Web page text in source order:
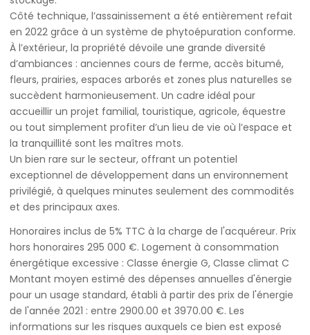
Côté technique, l’assainissement a été entièrement refait
en 2022 grâce à un système de phytoépuration conforme.
À l’extérieur, la propriété dévoile une grande diversité
d’ambiances : anciennes cours de ferme, accès bitumé,
fleurs, prairies, espaces arborés et zones plus naturelles se
succèdent harmonieusement. Un cadre idéal pour
accueillir un projet familial, touristique, agricole, équestre
ou tout simplement profiter d’un lieu de vie où l’espace et
la tranquillité sont les maîtres mots.
Un bien rare sur le secteur, offrant un potentiel
exceptionnel de développement dans un environnement
privilégié, à quelques minutes seulement des commodités
et des principaux axes.
Honoraires inclus de 5% TTC à la charge de l'acquéreur. Prix
hors honoraires 295 000 €. Logement à consommation
énergétique excessive : Classe énergie G, Classe climat C
Montant moyen estimé des dépenses annuelles d'énergie
pour un usage standard, établi à partir des prix de l'énergie
de l'année 2021 : entre 2900.00 et 3970.00 €. Les
informations sur les risques auxquels ce bien est exposé